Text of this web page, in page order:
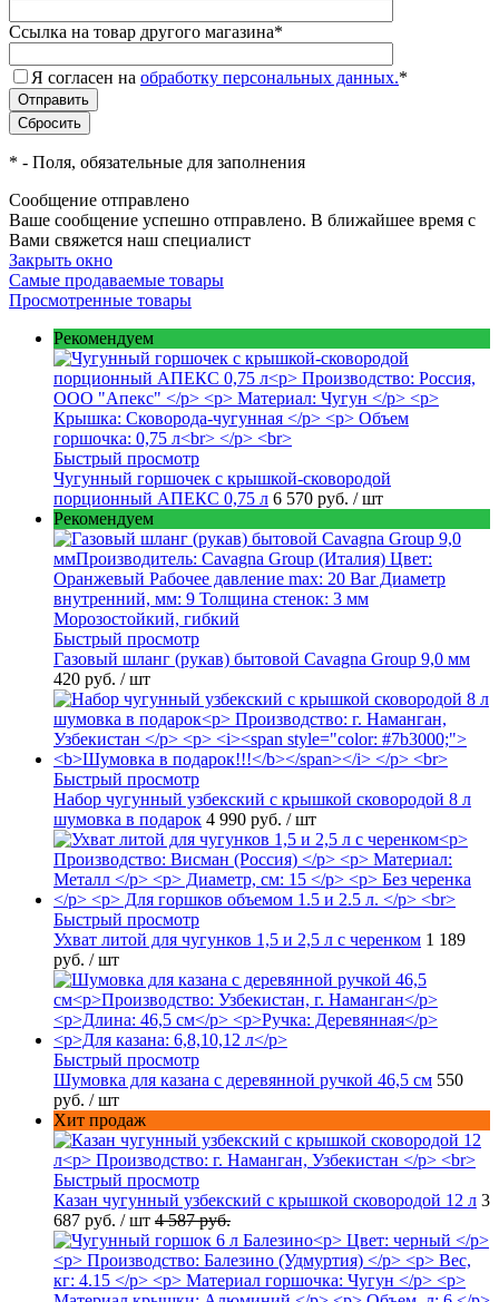
Ссылка на товар другого магазина*
Я согласен на обработку персональных данных.*
* - Поля, обязательные для заполнения
Сообщение отправлено
Ваше сообщение успешно отправлено. В ближайшее время с
Вами свяжется наш специалист
Закрыть окно
Самые продаваемые товары
Просмотренные товары
Рекомендуем
Быстрый просмотр
Чугунный горшочек с крышкой-сковородой
порционный АПЕКС 0,75 л 6 570 руб. / шт
Рекомендуем
Быстрый просмотр
Газовый шланг (рукав) бытовой Cavagna Group 9,0 мм
420 руб. / шт
Быстрый просмотр
Набор чугунный узбекский с крышкой сковородой 8 л
шумовка в подарок 4 990 руб. / шт
Быстрый просмотр
Ухват литой для чугунков 1,5 и 2,5 л с черенком 1 189
руб. / шт
Быстрый просмотр
Шумовка для казана с деревянной ручкой 46,5 см 550
руб. / шт
Хит продаж
Быстрый просмотр
Казан чугунный узбекский с крышкой сковородой 12 л 3
687 руб. / шт 4 587 руб.